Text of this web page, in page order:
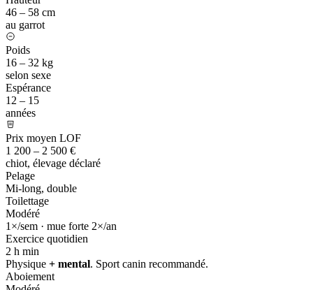
46 – 58 cm
au garrot
Poids
16 – 32 kg
selon sexe
Espérance
12 – 15
années
Prix moyen LOF
1 200 – 2 500 €
chiot, élevage déclaré
Pelage
Mi-long, double
Toilettage
Modéré
1×/sem · mue forte 2×/an
Exercice quotidien
2 h min
Physique + mental. Sport canin recommandé.
Aboiement